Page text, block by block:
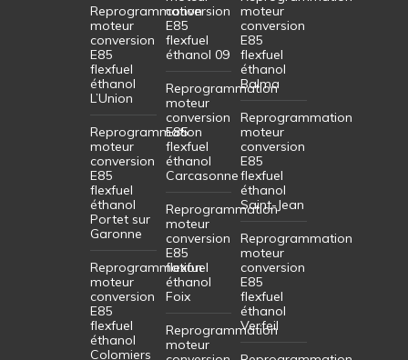
Reprogrammation
moteur
conversion
E85
flexfuel
éthanol
L’Union
Reprogrammation
moteur
conversion
E85
flexfuel
éthanol
Portet sur
Garonne
Reprogrammation
moteur
conversion
E85
flexfuel
éthanol
Colomiers
conversion
E85
flexfuel
éthanol 09
Reprogrammation
moteur
conversion
E85
flexfuel
éthanol
Carcasonne
Reprogrammation
moteur
conversion
E85
flexfuel
éthanol
Foix
Reprogrammation
moteur
moteur
conversion
E85
flexfuel
éthanol
Balma
Reprogrammation
moteur
conversion
E85
flexfuel
éthanol
Saint-Jean
Reprogrammation
moteur
conversion
E85
flexfuel
éthanol
Verfeil